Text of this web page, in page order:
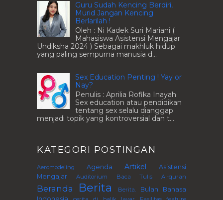
Guru Sudah Kencing Berdiri,
Murid Jangan Kencing
Berlarilah !
Oleh : Ni Kadek Suri Mariani (
Mahasiswa Asistensi Mengajar
Undiksha 2024 ) Sebagai makhluk hidup
yang paling sempurna manusia d...
Sex Education Penting ! Yay or
Nay?
Penulis : Aprilia Rofika Inayah
Sex education atau pendidikan
tentang sex selalu dianggap
menjadi topik yang kontroversial dan t...
KATEGORI POSTINGAN
Aeromodeling Agenda Artikel
Asistensi
Mengajar
Auditorium Baca Tulis Al-quran
Beranda Berita Berita.
Bulan Bahasa